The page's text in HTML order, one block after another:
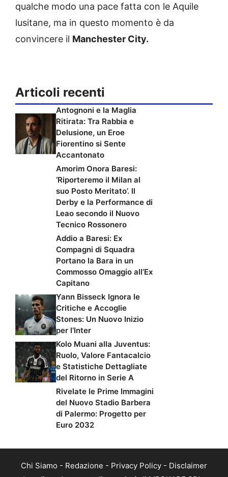
qualche modo una pace fatta con le Aquile
lusitane, ma in questo momento è da
convincere il Manchester City.
Articoli recenti
Antognoni e la Maglia
Ritirata: Tra Rabbia e
Delusione, un Eroe
Fiorentino si Sente
Accantonato
Amorim Onora Baresi:
‘Riporteremo il Milan al
suo Posto Meritato’. Il
Derby e la Performance di
Leao secondo il Nuovo
Tecnico Rossonero
Addio a Baresi: Ex
Compagni di Squadra
Portano la Bara in un
Commosso Omaggio all’Ex
Capitano
Yann Bisseck Ignora le
Critiche e Accoglie
Stones: Un Nuovo Inizio
per l’Inter
Kolo Muani alla Juventus:
Ruolo, Valore Fantacalcio
e Statistiche Dettagliate
del Ritorno in Serie A
Rivelate le Prime Immagini
del Nuovo Stadio Barbera
di Palermo: Progetto per
Euro 2032
Chi Siamo - Redazione - Privacy Policy - Disclaimer